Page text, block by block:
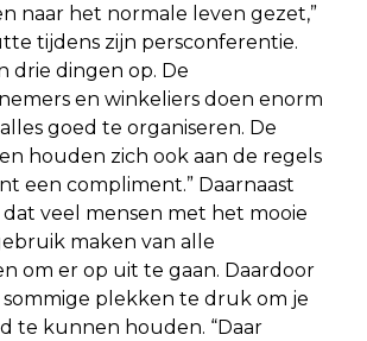
naar het normale leven gezet,”
tijdens zijn persconferentie.
drie dingen op. De
en winkeliers doen enorm
goed te organiseren. De
houden zich ook aan de regels
een compliment.” Daarnaast
veel mensen met het mooie
maken van alle
om er op uit te gaan. Daardoor
plekken te druk om je
te kunnen houden. “Daar